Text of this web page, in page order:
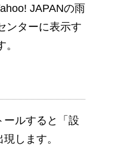
JAPANの雨
ンターに表示す
ールすると「設
します。